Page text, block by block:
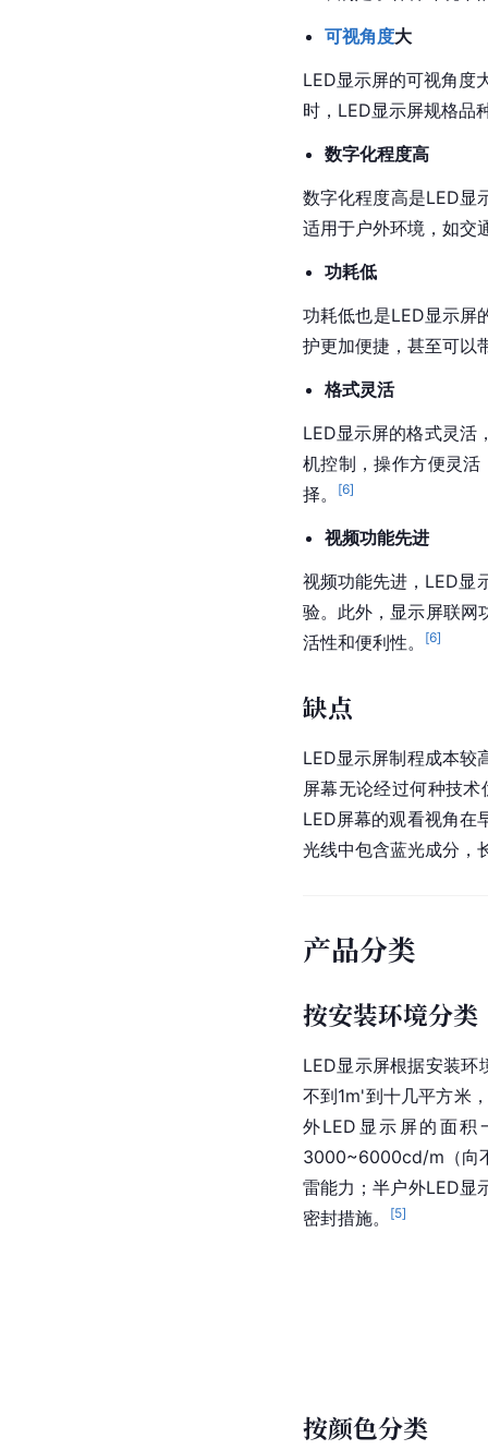
可视角度大
LED显示屏的可视角度
时，LED显示屏规格品
数字化程度高
数字化程度高是LED显
适用于户外环境，如交
功耗低
功耗低也是LED显示屏
护更加便捷，甚至可以
格式灵活
LED显示屏的格式灵活
机控制，操作方便灵
择。
[6]
视频功能先进
视频功能先进，LED显
验。此外，显示屏联网
活性和便利性。
[6]
缺点
LED显示屏制程成本较
屏幕无论经过何种技
LED屏幕的观看视角在
光线中包含蓝光成分，
产品分类
按安装环境分类
LED显示屏根据安装环
不到1m'到十几平方米
外LED显示屏的面
3000~6000cd/m（向
雷能力；半户外LED显
密封措施。
[5]
按颜色分类